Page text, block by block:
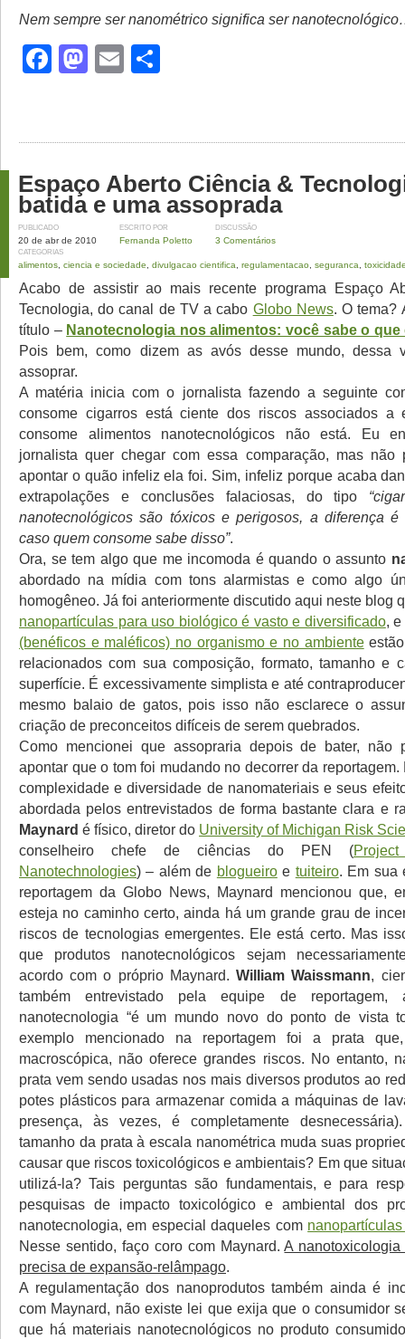
Nem sempre ser nanométrico significa ser
Facebook
Mastodon
Email
Espaço Aberto Ciência &
batida e uma assoprada
PUBLICADO
20 de abr de 2010
ESCRITO POR
Fernanda Poletto
DISCUSSÃO
3 Comentários
CATEGORIAS
alimentos ciencia e sociedade divulgacao cientifica regulamentacao seguranca
Acabo de assistir ao mais recente programa Espaço
Tecnologia, do canal de TV a cabo Globo News. O tema?
título – Nanotecnologia nos alimentos: você sabe o
Pois bem, como dizem as avós desse mundo, dessa
assoprar.
A matéria inicia com o jornalista fazendo a seguinte
consome cigarros está ciente dos riscos associados a
consome alimentos nanotecnológicos não está. Eu
jornalista quer chegar com essa comparação, mas não
apontar o quão infeliz ela foi. Sim, infeliz porque acaba
extrapolações e conclusões falaciosas, do tipo
nanotecnológicos são tóxicos e perigosos, a diferença
caso quem consome sabe disso”.
Ora, se tem algo que me incomoda é quando o assunto
abordado na mídia com tons alarmistas e como algo
homogêneo. Já foi anteriormente discutido aqui neste blog
nanopartículas para uso biológico é vasto e diversificado,
(benéficos e maléficos) no organismo e no ambienteestão
relacionados com sua composição, formato, tamanho e
superfície. É excessivamente simplista e até
mesmo balaio de gatos, pois isso não esclarece o
criação de preconceitos difíceis de serem quebrados.
Como mencionei que assopraria depois de bater, não
apontar que o tom foi mudando no decorrer da
complexidade e diversidade de nanomateriais e seus
abordada pelos entrevistados de forma bastante clara e
Maynard é físico, diretor do University of Michigan Risk
conselheiro chefe de ciências do PEN (
Nanotechnologies) – além de blogueiroe tuiteiro. Em sua
reportagem da Globo News, Maynard mencionou que,
esteja no caminho certo, ainda há um grande grau de
riscos de tecnologias emergentes. Ele está certo. Mas
que produtos nanotecnológicos sejam
acordo com o próprio Maynard.William Waissmann,
também entrevistado pela equipe de
nanotecnologia “é um mundo novo do ponto de vista
exemplo mencionado na reportagem foi a prata
macroscópica, não oferece grandes riscos. No entanto,
prata vem sendo usadas nos mais diversos produtos ao
potes plásticos para armazenar comida a máquinas de
presença, às vezes, é completamente
tamanho da prata à escala nanométrica muda suas
causar que riscos toxicológicos e ambientais? Em que
utilizá-la? Tais perguntas são fundamentais, e para
pesquisas de impacto toxicológico e ambiental dos
nanotecnologia, em especial daqueles com
Nesse sentido, faço coro com Maynard.A
precisa de expansão-relâmpago.
A regulamentação dos nanoprodutos também ainda é
com Maynard, não existe lei que exija que o consumidor
que há materiais nanotecnológicos no produto